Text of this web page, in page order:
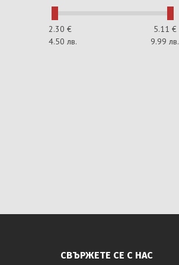
2.30 €
4.50 лв.
5.11 €
9.99 лв.
СВЪРЖЕТЕ СЕ С НАС